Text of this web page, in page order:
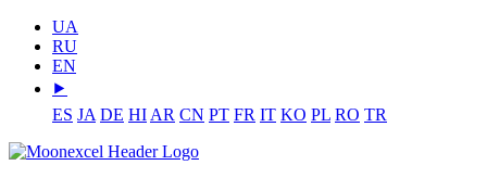
UA
RU
EN
⯈
ES JA DE HI AR CN PT FR IT KO PL RO TR